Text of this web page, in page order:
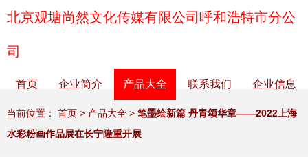
北京观塘尚然文化传媒有限公司呼和浩特市分公
司
首页 企业简介 产品大全 联系我们 企业信息
当前位置： 首页 > 产品大全 > 笔墨绘新篇 丹青颂华章——2022上海
水彩粉画作品展在长宁隆重开展